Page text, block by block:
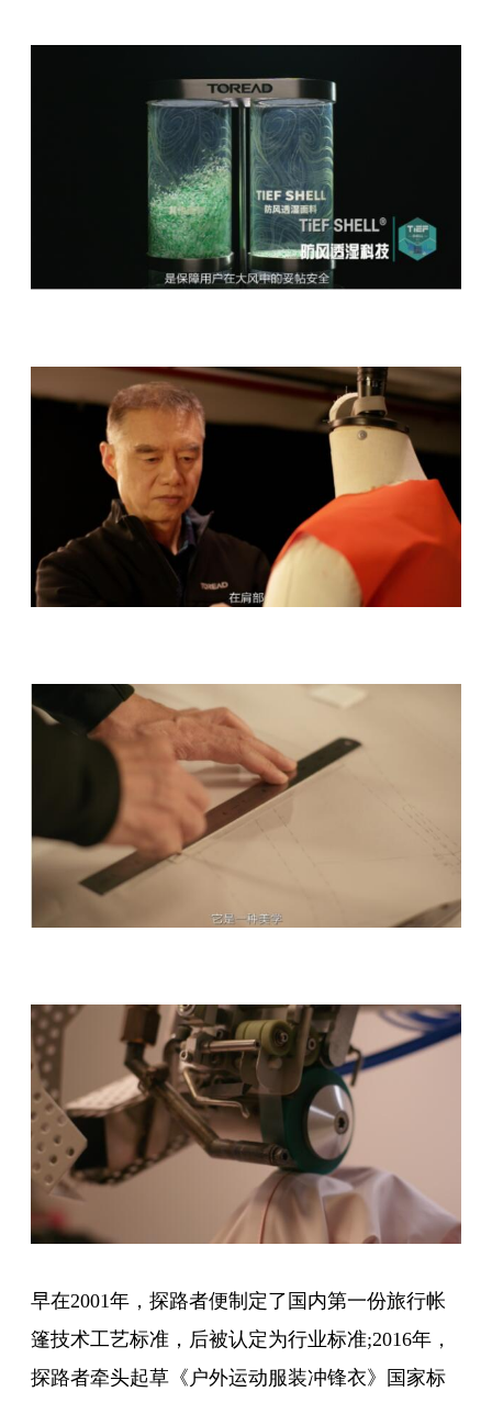
早在2001年，探路者便制定了国内第一份旅行帐
篷技术工艺标准，后被认定为行业标准;2016年，
探路者牵头起草《户外运动服装冲锋衣》国家标